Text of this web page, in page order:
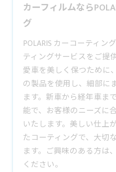
カーフィルムなら
グ
POLARIS カーコーティ
ティングサービスをご提
愛車を美しく保つために
の製品を使用し、細部に
ます。新車から経年車ま
能で、お客様のニーズに
いたします。美しい仕上
たコーティングで、大切
ます。ご興味のある方は
ください。